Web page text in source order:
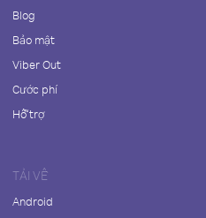
Blog
Bảo mật
Viber Out
Cước phí
Hỗ trợ
TẢI VỀ
Android